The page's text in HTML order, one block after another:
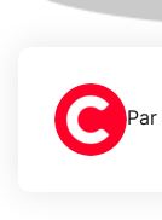
Par